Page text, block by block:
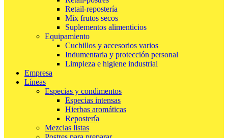
Retail-repostería
Mix frutos secos
Suplementos alimenticios
Equipamiento
Cuchillos y accesorios varios
Indumentaria y protección personal
Limpieza e higiene industrial
Empresa
Líneas
Especias y condimentos
Especias intensas
Hierbas aromáticas
Repostería
Mezclas listas